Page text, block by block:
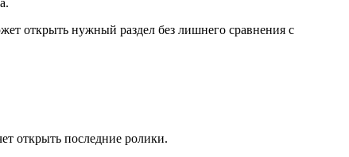
открыть нужный раздел без лишнего сравнения с
открыть последние ролики.